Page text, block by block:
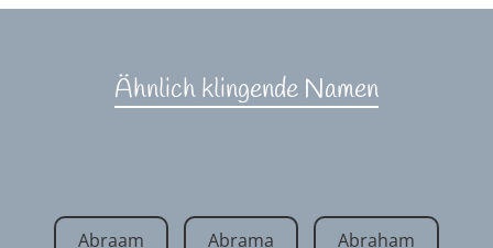
Ähnlich klingende Namen
Abraam Abrama Abraham